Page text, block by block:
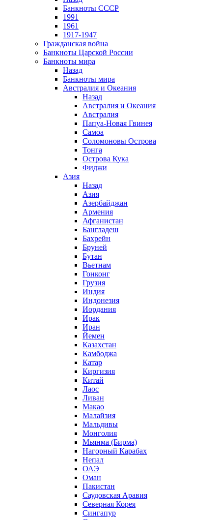
Банкноты СССР
1991
1961
1917-1947
Гражданская война
Банкноты Царской России
Банкноты мира
Назад
Банкноты мира
Австралия и Океания
Назад
Австралия и Океания
Австралия
Папуа-Новая Гвинея
Самоа
Соломоновы Острова
Тонга
Острова Кука
Фиджи
Азия
Назад
Азия
Азербайджан
Армения
Афганистан
Бангладеш
Бахрейн
Бруней
Бутан
Вьетнам
Гонконг
Грузия
Индия
Индонезия
Иордания
Ирак
Иран
Йемен
Казахстан
Камбоджа
Катар
Киргизия
Китай
Лаос
Ливан
Макао
Малайзия
Мальдивы
Монголия
Мьянма (Бирма)
Нагорный Карабах
Непал
ОАЭ
Оман
Пакистан
Саудовская Аравия
Северная Корея
Сингапур